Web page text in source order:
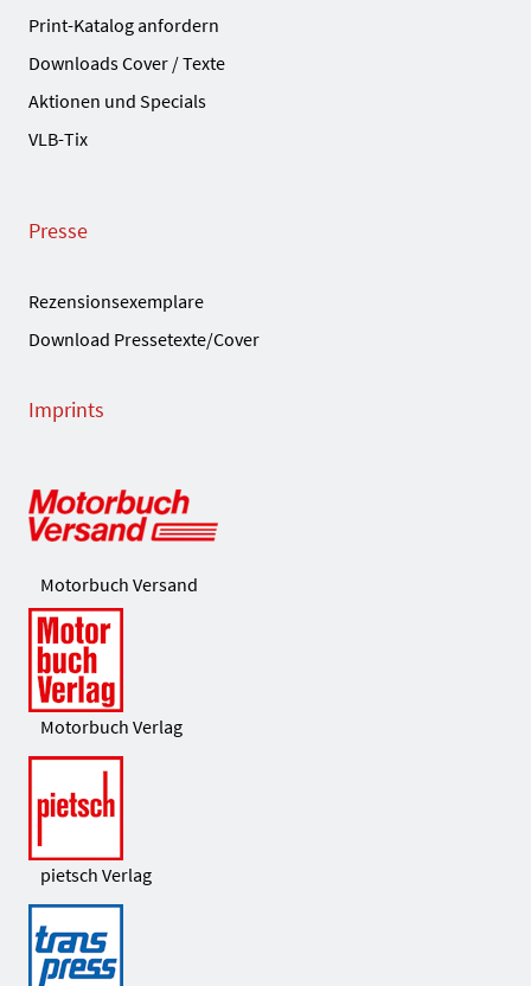
Print-Katalog anfordern
Downloads Cover / Texte
Aktionen und Specials
VLB-Tix
Presse
Rezensionsexemplare
Download Pressetexte/Cover
Imprints
Motorbuch Versand
Motorbuch Verlag
pietsch Verlag